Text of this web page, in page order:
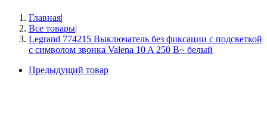
Главная|
Все товары|
Legrand 774215 Выключатель без фиксации с подсветкой
с символом звонка Valena 10 A 250 В~ белый
Предыдущий товар